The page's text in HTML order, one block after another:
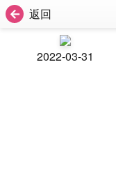
返回
2022-03-31